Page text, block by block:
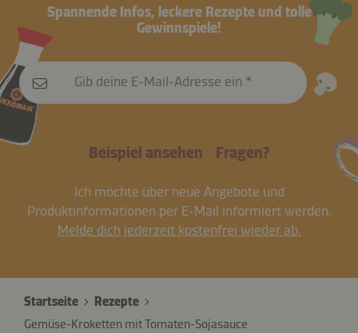
Spannende Infos, leckere Rezepte und tolle
Gewinnspiele!
Gib deine E-Mail-Adresse ein
Beispiel ansehen Fragen?
Ich möchte über neue Angebote und
Produktinformationen per E-Mail informiert werden.
Melde dich jederzeit kostenfrei wieder ab.
Startseite
Rezepte
Gemüse-Kroketten mit Tomaten-Sojasauce